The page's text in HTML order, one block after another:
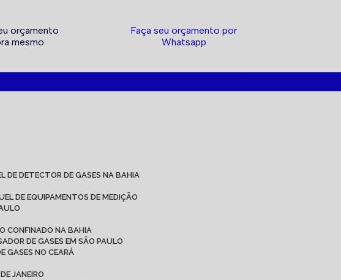
orçamento
mesmo
Faça seu orçamento por
Whatsapp
DE DETECTOR DE GASES NA BAHIA
DE EQUIPAMENTOS DE MEDIÇÃO
CONFINADO NA BAHIA
DE GASES EM SÃO PAULO
GASES NO CEARÁ
JANEIRO